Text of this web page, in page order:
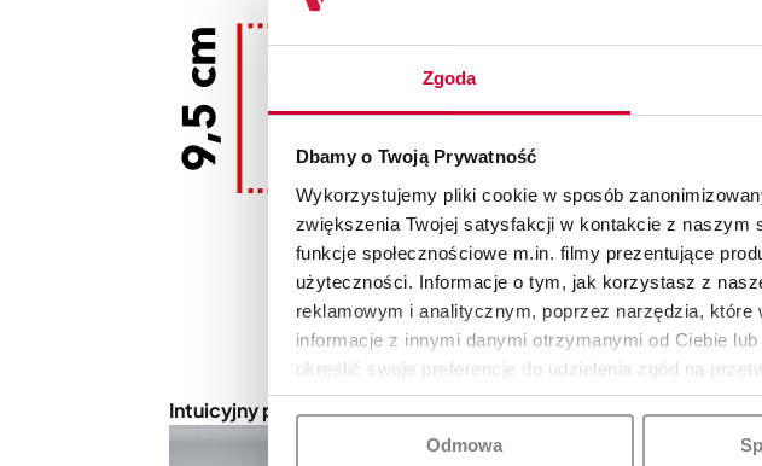
Zgoda
Dbamy o Twoją Prywatność
Wykorzystujemy pliki cookie w sposób
zwiększenia Twojej satysfakcji w kontakcie z naszym
funkcje społecznościowe m.in. filmy prezentujące
użyteczności. Informacje o tym, jak korzystasz z
reklamowym i analitycznym, poprzez narzędzia,
informacje z innymi danymi otrzymanymi od Ciebie
określić swoje preferencje do udzielenia zgód na
Odmowa
Intuicyjny panel sterowania